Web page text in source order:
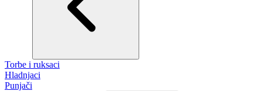
Torbe i ruksaci
Hladnjaci
Punjači